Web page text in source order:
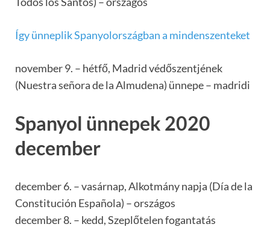
Így ünneplik Spanyolországban a mindenszenteket
november 9. – hétfő, Madrid védőszentjének
(Nuestra señora de la Almudena) ünnepe – madridi
Spanyol ünnepek 2020
december
december 6. – vasárnap, Alkotmány napja (Día de la
Constitución Española) – országos
december 8. – kedd, Szeplőtelen fogantatás